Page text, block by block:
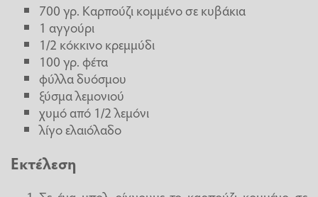
700 γρ. Καρπούζι κομμένο σε κυβάκια
1 αγγούρι
1/2 κόκκινο κρεμμύδι
100 γρ. φέτα
φύλλα δυόσμου
ξύσμα λεμονιού
χυμό από 1/2 λεμόνι
λίγο ελαιόλαδο
Εκτέλεση